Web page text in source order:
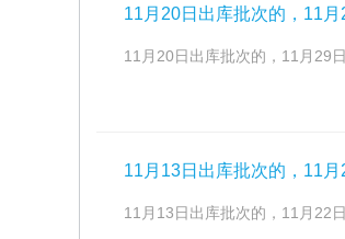
11月20日出库批次的，11月
11月20日出库批次的，11月29
11月13日出库批次的，11月
11月13日出库批次的，11月22